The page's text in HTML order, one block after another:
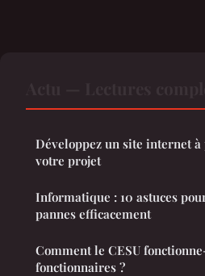
Développez un site internet
votre projet
Informatique : 10 astuces
pannes efficacement
Comment le CESU
fonctionnaires ?